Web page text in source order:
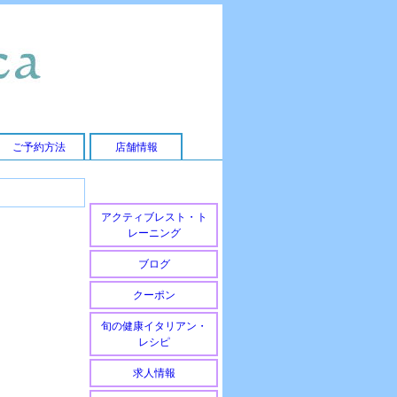
ご予約方法 店舗情報
アクティブレスト・ト
レーニング
ブログ
クーポン
旬の健康イタリアン・
レシピ
求人情報